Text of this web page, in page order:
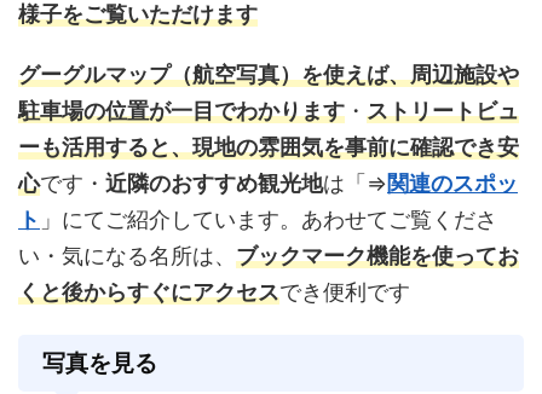
様子をご覧いただけます
グーグルマップ（航空写真）を使えば、周辺施設や
駐車場の位置が一目でわかります ・ ストリートビュ
ーも活用すると、現地の雰囲気を事前に確認でき安
心です・ 近隣のおすすめ観光地は「⇒関連のスポッ
ト 」にてご紹介しています。あわせてご覧くださ
い・気になる名所は、 ブックマーク機能を使ってお
くと後からすぐにアクセスでき便利です
写真を見る